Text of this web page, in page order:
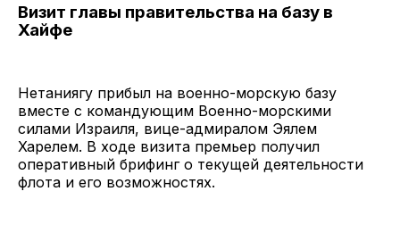
Визит главы правительства на базу в
Хайфе
Нетаниягу прибыл на военно-морскую базу
вместе с командующим Военно-морскими
силами Израиля, вице-адмиралом Эялем
Харелем. В ходе визита премьер получил
оперативный брифинг о текущей деятельности
флота и его возможностях.